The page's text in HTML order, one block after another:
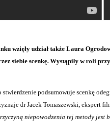
wzięły udział także Laura
siebie scenkę. Wystąpiły w roli
podsumowuje scenkę
dr Jacek Tomaszewski, ekspert
niepowodzenia tej metody